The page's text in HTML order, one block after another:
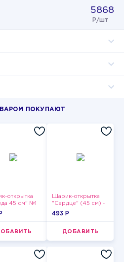
5868
Р/шт
ПОКУПАЮТ
открытка
45 см" №1
Шарик-открытка
"Сердце" (45 см) -
2
493 P
ДОБАВИТЬ